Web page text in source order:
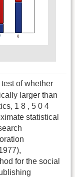
of whether
larger than
1 8 , 5 0 4
statistical
for the social